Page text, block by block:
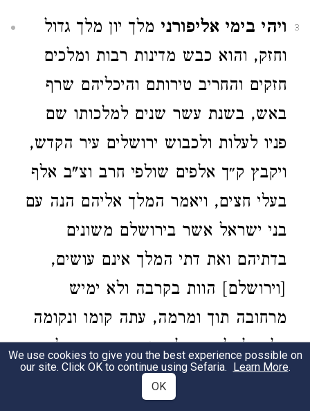
3 ויהי בימי אליפורני מלך יון מלך גדול
וחזק, והוא כבש מדינות רבות ומלכים
חזקים והחריב טירותם והיכליהם שרף
באש, בשנת עשר שנים למלכותו שם
פניו לעלות ולכבוש ירושלים עיר הקדש,
ויקבץ ק״ך אלפים שולפי חרב וצ"ב אלף
בעלי חצים, ויאמר המלך אליהם הנה עם
בני ישראל אשר בירושלם משונים
בדתיהם ואת דתי המלך אינם עושים,
[וירושלם] הוות בקרבה ולא ימיש
מרחובה תוך ומרמה, עתה קומו ונקומה
עליה למלחמה ולא יזכר שם ישראל עוד.
ויען מלך אחד אשר היה כבוש תחת ידו
We use cookies to give you the best experience possible on
our site. Click OK to continue using Sefaria. Learn More.
OK